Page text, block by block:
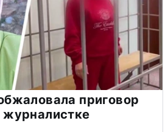
приговор
журналистке